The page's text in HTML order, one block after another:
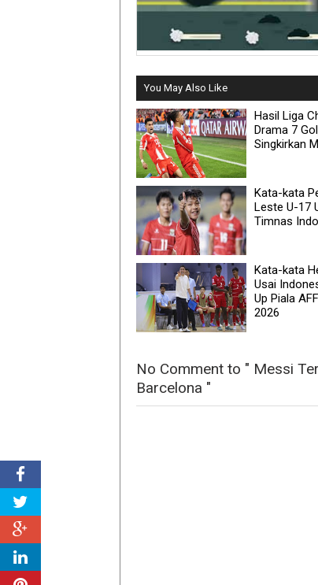
You May Also Like
Hasil Liga
Drama 7
Singkirkan
Kata-kata
Leste U-17
Timnas
Kata-kata
Usai
Up Piala
2026
No Comment to " Messi
Barcelona "